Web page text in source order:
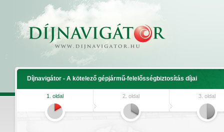
Díjnavigátor - A kötelező gépjármű-felelősségbiztosítás díjai
1. oldal 2. oldal 3. oldal